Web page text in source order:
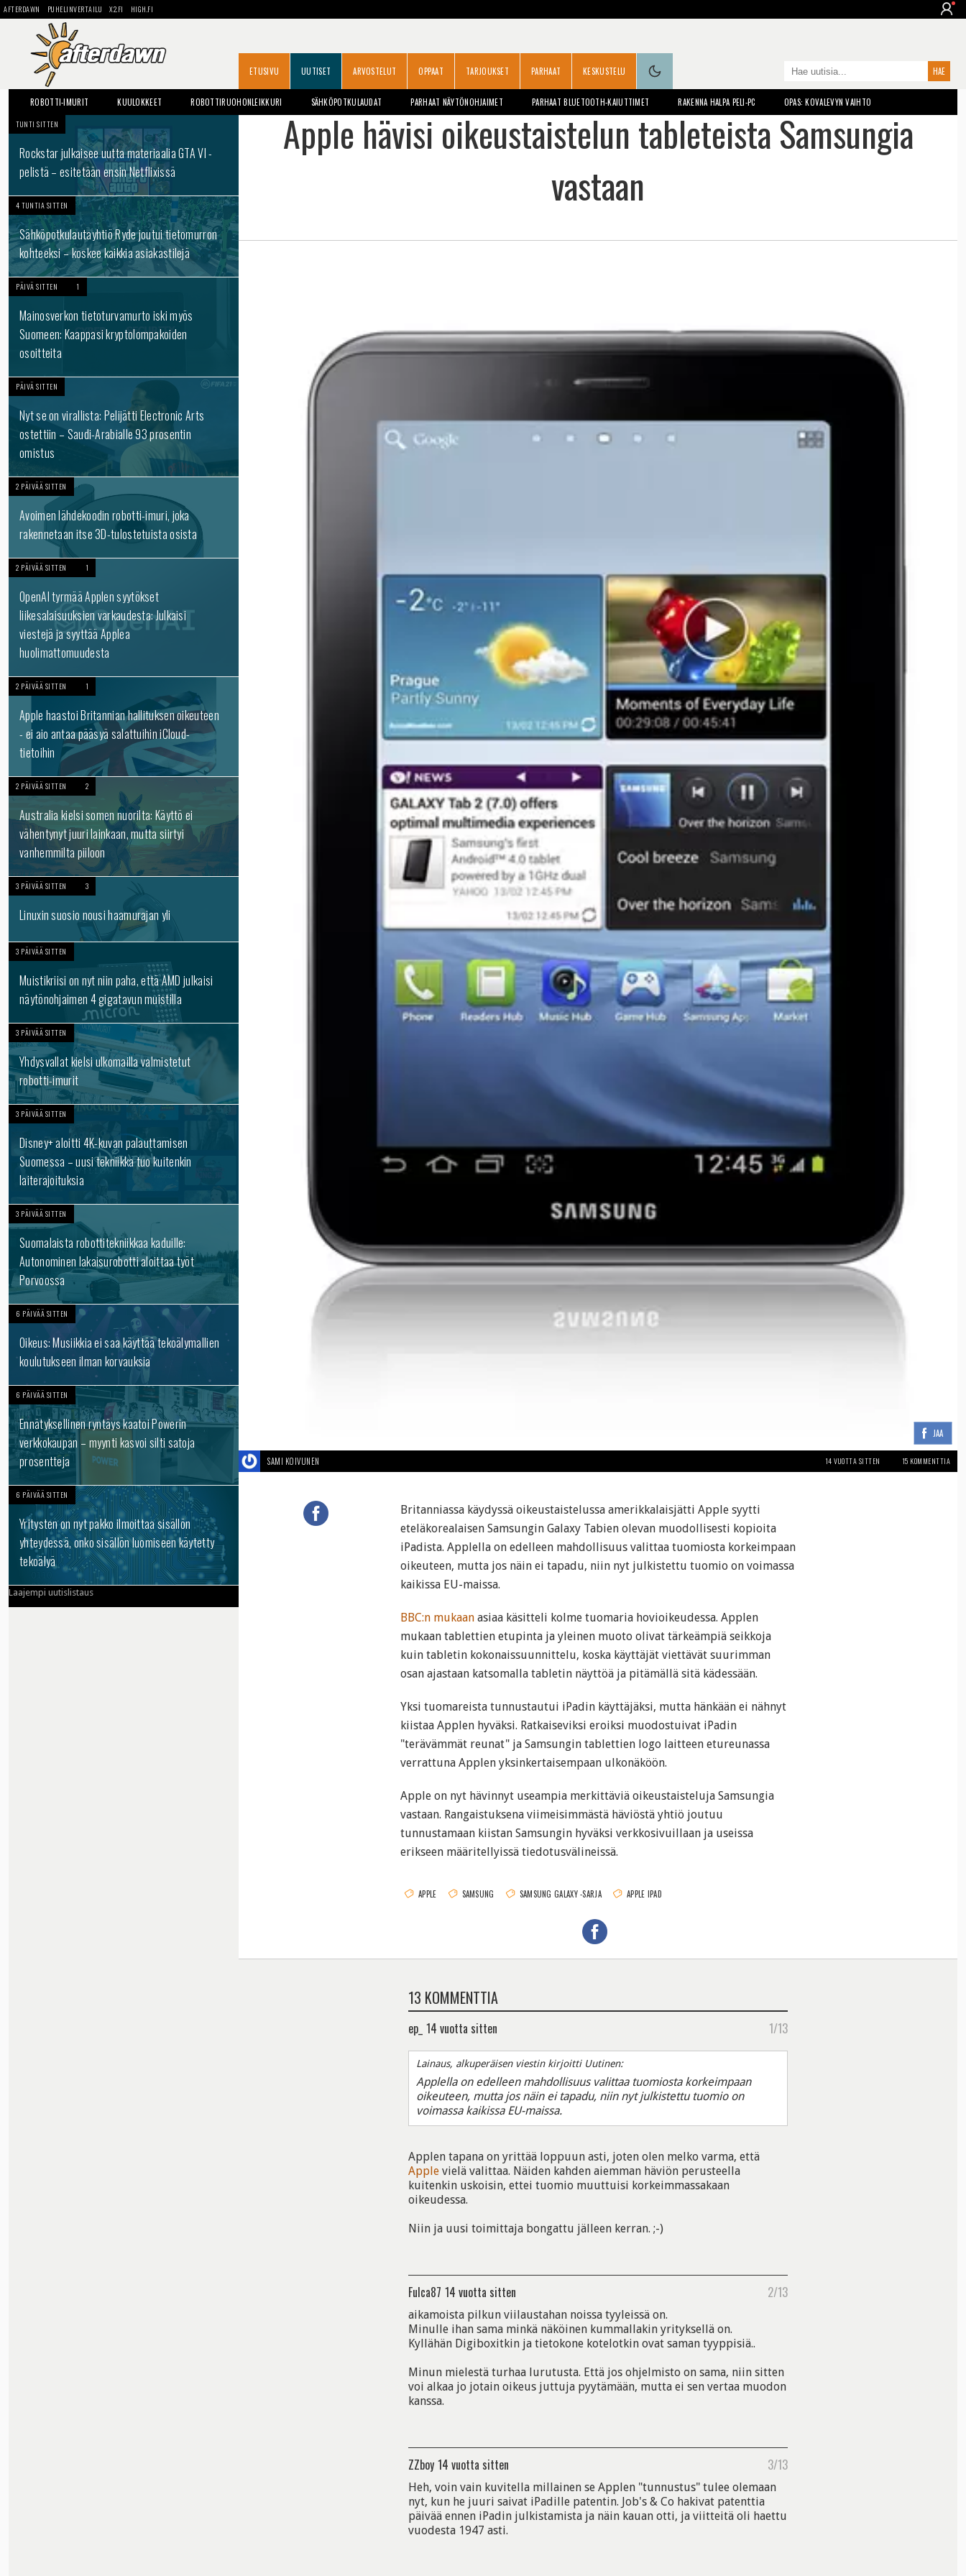
AFTERDAWN PUHELINVERTAILU X2.FI HIGH.FI
ETUSIVU UUTISET ARVOSTELUT OPPAAT TARJOUKSET PARHAAT KESKUSTELU
ROBOTTI-IMURIT KUULOKKEET ROBOTTIRUOHONLEIKKURI SÄHKÖPOTKULAUDAT PARHAAT NÄYTÖNOHJAIMET PARHAAT BLUETOOTH-KAIUTTIMET RAKENNA HALPA PELI-PC OPAS: KOVALEVYN VAIHTO
TUNTI SITTEN
Rockstar julkaisee uutta materiaalia GTA VI -
pelistä – esitetään ensin Netflixissä
4 TUNTIA SITTEN
Sähköpotkulautayhtiö Ryde joutui tietomurron
kohteeksi – koskee kaikkia asiakastilejä
PÄIVÄ SITTEN 1
Mainosverkon tietoturvamurto iski myös
Suomeen: Kaappasi kryptolompakoiden
osoitteita
PÄIVÄ SITTEN
Nyt se on virallista: Pelijätti Electronic Arts
ostettiin – Saudi-Arabialle 93 prosentin
omistus
2 PÄIVÄÄ SITTEN
Avoimen lähdekoodin robotti-imuri, joka
rakennetaan itse 3D-tulostetuista osista
2 PÄIVÄÄ SITTEN 1
OpenAI tyrmää Applen syytökset
liikesalaisuuksien varkaudesta: Julkaisi
viestejä ja syyttää Applea
huolimattomuudesta
2 PÄIVÄÄ SITTEN 1
Apple haastoi Britannian hallituksen oikeuteen
- ei aio antaa pääsyä salattuihin iCloud-
tietoihin
2 PÄIVÄÄ SITTEN 2
Australia kielsi somen nuorilta: Käyttö ei
vähentynyt juuri lainkaan, mutta siirtyi
vanhemmilta piiloon
3 PÄIVÄÄ SITTEN 3
Linuxin suosio nousi haamurajan yli
3 PÄIVÄÄ SITTEN
Muistikriisi on nyt niin paha, että AMD julkaisi
näytönohjaimen 4 gigatavun muistilla
3 PÄIVÄÄ SITTEN
Yhdysvallat kielsi ulkomailla valmistetut
robotti-imurit
3 PÄIVÄÄ SITTEN
Disney+ aloitti 4K-kuvan palauttamisen
Suomessa – uusi tekniikka tuo kuitenkin
laiterajoituksia
3 PÄIVÄÄ SITTEN
Suomalaista robottitekniikkaa kaduille:
Autonominen lakaisurobotti aloittaa työt
Porvoossa
6 PÄIVÄÄ SITTEN
Oikeus: Musiikkia ei saa käyttää tekoälymallien
koulutukseen ilman korvauksia
6 PÄIVÄÄ SITTEN
Ennätyksellinen ryntäys kaatoi Powerin
verkkokaupan – myynti kasvoi silti satoja
prosentteja
6 PÄIVÄÄ SITTEN
Yritysten on nyt pakko ilmoittaa sisällön
yhteydessä, onko sisällön luomiseen käytetty
tekoälyä
Laajempi uutislistaus
Apple hävisi oikeustaistelun tableteista Samsungia
vastaan
JAA
SAMI KOIVUNEN 14 VUOTTA SITTEN 15 KOMMENTTIA
Britanniassa käydyssä oikeustaistelussa amerikkalaisjätti Apple syytti
eteläkorealaisen Samsungin Galaxy Tabien olevan muodollisesti kopioita
iPadista. Applella on edelleen mahdollisuus valittaa tuomiosta korkeimpaan
oikeuteen, mutta jos näin ei tapadu, niin nyt julkistettu tuomio on voimassa
kaikissa EU-maissa.
BBC:n mukaan asiaa käsitteli kolme tuomaria hovioikeudessa. Applen
mukaan tablettien etupinta ja yleinen muoto olivat tärkeämpiä seikkoja
kuin tabletin kokonaissuunnittelu, koska käyttäjät viettävät suurimman
osan ajastaan katsomalla tabletin näyttöä ja pitämällä sitä kädessään.
Yksi tuomareista tunnustautui iPadin käyttäjäksi, mutta hänkään ei nähnyt
kiistaa Applen hyväksi. Ratkaiseviksi eroiksi muodostuivat iPadin
"terävämmät reunat" ja Samsungin tablettien logo laitteen etureunassa
verrattuna Applen yksinkertaisempaan ulkonäköön.
Apple on nyt hävinnyt useampia merkittäviä oikeustaisteluja Samsungia
vastaan. Rangaistuksena viimeisimmästä häviöstä yhtiö joutuu
tunnustamaan kiistan Samsungin hyväksi verkkosivuillaan ja useissa
erikseen määritellyissä tiedotusvälineissä.
APPLE SAMSUNG SAMSUNG GALAXY -SARJA APPLE IPAD
13 KOMMENTTIA
ep_ 14 vuotta sitten 1/13
Lainaus, alkuperäisen viestin kirjoitti Uutinen:
Applella on edelleen mahdollisuus valittaa tuomiosta korkeimpaan
oikeuteen, mutta jos näin ei tapadu, niin nyt julkistettu tuomio on
voimassa kaikissa EU-maissa.
Applen tapana on yrittää loppuun asti, joten olen melko varma, että
Apple vielä valittaa. Näiden kahden aiemman häviön perusteella
kuitenkin uskoisin, ettei tuomio muuttuisi korkeimmassakaan
oikeudessa.
Niin ja uusi toimittaja bongattu jälleen kerran. ;-)
Fulca87 14 vuotta sitten 2/13
aikamoista pilkun viilaustahan noissa tyyleissä on.
Minulle ihan sama minkä näköinen kummallakin yrityksellä on.
Kyllähän Digiboxitkin ja tietokone kotelotkin ovat saman tyyppisiä..
Minun mielestä turhaa lurutusta. Että jos ohjelmisto on sama, niin sitten
voi alkaa jo jotain oikeus juttuja pyytämään, mutta ei sen vertaa muodon
kanssa.
ZZboy 14 vuotta sitten 3/13
Heh, voin vain kuvitella millainen se Applen "tunnustus" tulee olemaan
nyt, kun he juuri saivat iPadille patentin. Job's & Co hakivat patenttia
päivää ennen iPadin julkistamista ja näin kauan otti, ja viitteitä oli haettu
vuodesta 1947 asti.